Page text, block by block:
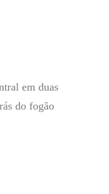
em duas
do fogão